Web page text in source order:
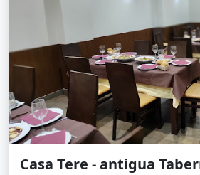
Casa Tere - antigua